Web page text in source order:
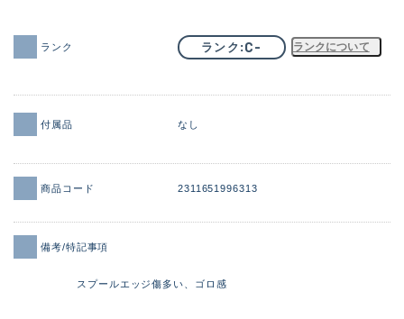
価格
ランク ランク C- ランクについて
付属品 なし
商品コード 2311651996313
備考/特記事項
スプールエッジ傷多い、ゴロ感